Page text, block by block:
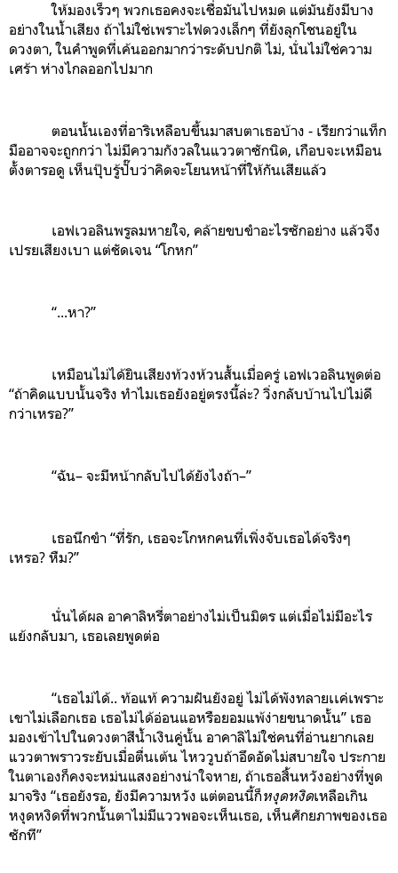
ให้มองเร็วๆ พวกเธอคงจะเชื่อมันไปหมด แต่มันยังมีบาง
อย่างในน้ำเสียง ถ้าไม่ใช่เพราะไฟดวงเล็กๆ ที่ยังลุกโชนอยู่ใน
ดวงตา, ในคำพูดที่เค้นออกมากว่าระดับปกติ ไม่, นั่นไม่ใช่ความ
เศร้า ห่างไกลออกไปมาก
ตอนนั้นเองที่อาริเหลือบขึ้นมาสบตาเธอบ้าง - เรียกว่าแท็ก
มืออาจจะถูกกว่า ไม่มีความกังวลในแววตาซักนิด, เกือบจะเหมือน
ตั้งตารอดู เห็นปุ๊บรู้ปั๊บว่าคิดจะโยนหน้าที่ให้กันเสียแล้ว
เอฟเวอลินพรูลมหายใจ, คล้ายขบขำอะไรซักอย่าง แล้วจึง
เปรยเสียงเบา แต่ชัดเจน “โกหก”
“...หา?”
เหมือนไม่ได้ยินเสียงท้วงห้วนสั้นเมื่อครู่ เอฟเวอลินพูดต่อ
“ถ้าคิดแบบนั้นจริง ทำไมเธอยังอยู่ตรงนี้ล่ะ? วิ่งกลับบ้านไปไม่ดี
กว่าเหรอ?”
“ฉัน– จะมีหน้ากลับไปได้ยังไงถ้า–”
เธอนึกขำ “ที่รัก, เธอจะโกหกคนที่เพิ่งจับเธอได้จริงๆ
เหรอ? หืม?”
นั่นได้ผล อาคาลิหรี่ตาอย่างไม่เป็นมิตร แต่เมื่อไม่มีอะไร
แย้งกลับมา, เธอเลยพูดต่อ
“เธอไม่ได้.. ท้อแท้ ความฝันยังอยู่ ไม่ได้พังทลายเเค่เพราะ
เขาไม่เลือกเธอ เธอไม่ได้อ่อนแอหรือยอมแพ้ง่ายขนาดนั้น” เธอ
มองเข้าไปในดวงตาสีน้ำเงินคู่นั้น อาคาลิไม่ใช่คนที่อ่านยากเลย
แววตาพราวระยับเมื่อตื่นเต้น ไหววูบถ้าอึดอัดไม่สบายใจ ประกาย
ในตาเองก็คงจะหม่นแสงอย่างน่าใจหาย, ถ้าเธอสิ้นหวังอย่างที่พูด
มาจริง “เธอยังรอ, ยังมีความหวัง แต่ตอนนี้ก็หงุดหงิดเหลือเกิน
หงุดหงิดที่พวกนั้นตาไม่มีแววพอจะเห็นเธอ, เห็นศักยภาพของเธอ
ซักที”